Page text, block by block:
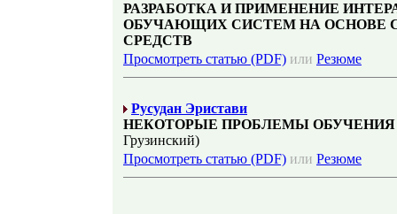
РАЗРАБОТКА И ПРИМЕНЕНИЕ
ОБУЧАЮЩИХ СИСТЕМ НА ОСНОВЕ
СРЕДСТВ
Просмотреть статью (PDF) или Резюме
Русудан Эристави
НЕКОТОРЫЕ ПРОБЛЕМЫ
Грузинский)
Просмотреть статью (PDF) или Резюме